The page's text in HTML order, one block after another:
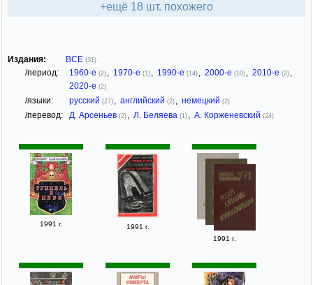
+ещё 18 шт. похожего
Издания: ВСЕ (31)
/период: 1960-е (2) , 1970-е (1) , 1990-е (14) , 2000-е (10) , 2010-е (2) ,
2020-е (2)
/языки: русский (27) , английский (2) , немецкий (2)
/перевод: Д. Арсеньев (2) , Л. Беляева (1) , А. Корженевский (24)
1991 г.
1991 г.
1991 г.